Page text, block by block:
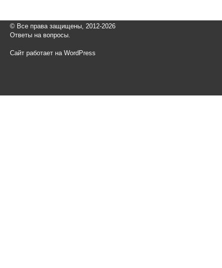
© Все права защищены, 2012-2026
Ответы на вопросы.
Сайт работает на WordPress